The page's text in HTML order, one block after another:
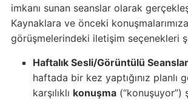
imkanı sunan seanslar olarak
Kaynaklara ve önceki
görüşmelerindeki iletişim seçenekleri
Haftalık Sesli/Görüntülü
haftada bir kez yaptığınız planlı
karşılıklı konuşma(“konuşuyor”)